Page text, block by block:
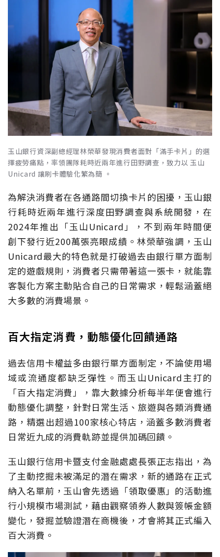
玉山銀行資深副總經理林榮華發現消費者面對「滿手卡片」的選
擇疲勞痛點，率領團隊耗時近兩年進行田野調查，致力以 玉山
Unicard 讓刷卡體驗化繁為簡 。
為解決消費者在各通路間切換卡片的困擾，玉山銀
行耗時近兩年進行深度田野調查與系統開發，在
2024年推出「玉山Unicard」，不到兩年時間便
創下發行近200萬張亮眼成績。林榮華強調，玉山
Unicard最大的特色就是打破過去由銀行單方面制
定的遊戲規則，消費者只需帶著這一張卡，就能靠
客製化方案主動貼合自己的日常需求，輕鬆涵蓋絕
大多數的消費場景。
百大指定消費，動態優化回饋通路
過去信用卡權益多由銀行單方面制定，不論使用場
域或流通度都缺乏彈性。而玉山Unicard主打的
「百大指定消費」，靠大數據分析每半年便會進行
動態優化調整，針對日常生活、旅遊與各類消費通
路，精選出超過100家核心特店，涵蓋多數消費者
日常近九成的消費軌跡並提供加碼回饋。
玉山銀行信用卡暨支付金融處處長張正志指出，為
了主動挖掘未被滿足的潛在需求，新的通路在正式
納入名單前，玉山會先透過「領取優惠」的活動進
行小規模市場測試，藉由觀察領券人數與簽帳金額
變化，發掘並驗證潛在商機後，才會將其正式編入
百大消費。